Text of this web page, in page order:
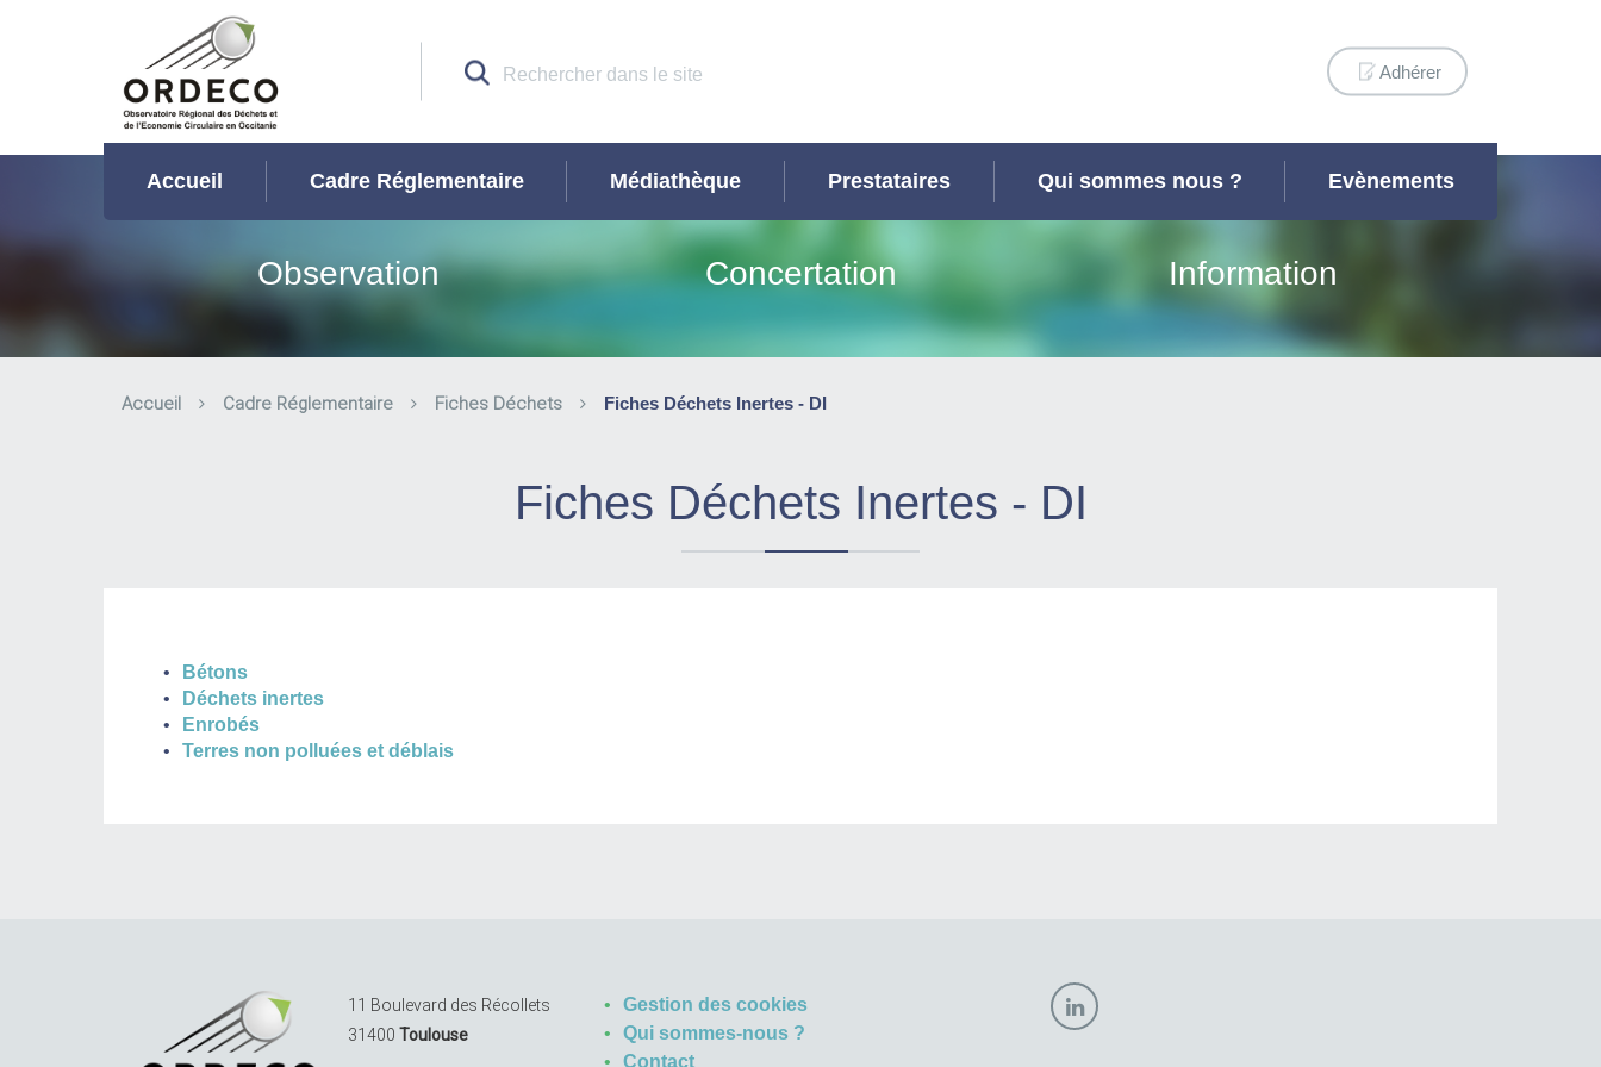
Adhérer
Accueil Cadre Réglementaire Médiathèque Prestataires Qui sommes nous ? Evènements
Observation Concertation Information
Accueil Cadre Réglementaire Fiches Déchets Fiches Déchets Inertes - DI
Fiches Déchets Inertes - DI
Bétons
Déchets inertes
Enrobés
Terres non polluées et déblais
11 Boulevard des Récollets
31400 Toulouse
Gestion des cookies
Qui sommes-nous ?
Contact